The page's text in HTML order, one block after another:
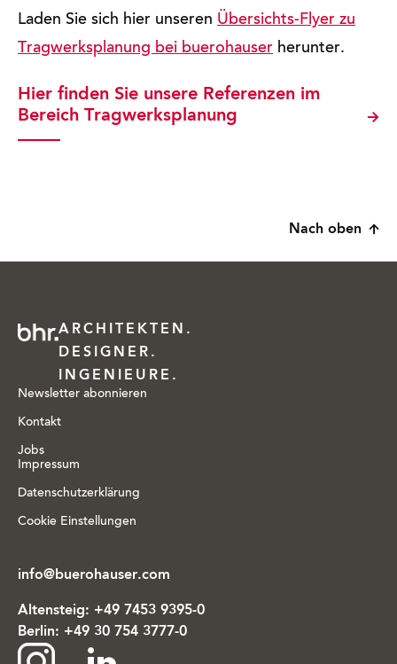
Laden Sie sich hier unseren Übersichts-Flyer zu
Tragwerksplanung bei buerohauser herunter.
Hier finden Sie unsere Referenzen im
Bereich Tragwerksplanung
Nach oben
ARCHITEKTEN.
DESIGNER.
INGENIEURE.
Newsletter abonnieren
Kontakt
Jobs
Impressum
Datenschutzerklärung
Cookie Einstellungen
info@buerohauser.com
Altensteig: +49 7453 9395-0
Berlin: +49 30 754 3777-0